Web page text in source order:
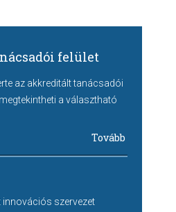
felület
az akkreditált tanácsadói
a választható
Tovább
innovációs szervezet